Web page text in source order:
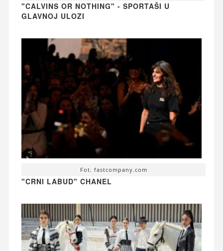
"CALVINS OR NOTHING" - SPORTAŠI U
GLAVNOJ ULOZI
Fot. fastcompany.com
"CRNI LABUD" CHANEL